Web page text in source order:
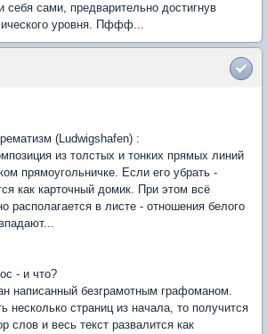
себя сами, предварительно достигнув
уровня. Пффф...
(Ludwigshafen) :
из толстых и тонких прямых линий
прямоугольничке. Если его убрать -
как карточный домик. При этом всё
располагается в листе - отношения белого
- и что?
написанный безграмотным графоманом.
несколько страниц из начала, то получится
слов и весь текст развалится как